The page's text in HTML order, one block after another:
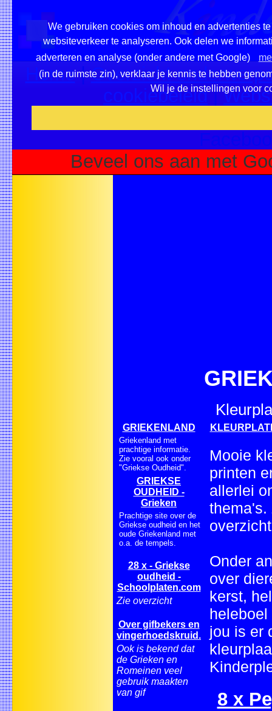
We gebruiken cookies om inhoud en advertenties
websiteverkeer te analyseren. Ook delen we
adverteren en analyse (onder andere met Google)
(in de ruimste zin), verklaar je kennis te hebben
Wil je de instellingen voor
Home|Overzicht
cookiebeleid|
Beveel ons aan met
GRIEKENLAND
Griekenland met
prachtige informatie.
Zie vooral ook onder
"Griekse Oudheid".
GRIEKSE
OUDHEID -
Grieken
Prachtige site over de
Griekse oudheid en het
oude Griekenland met
o.a. de tempels.
28 x - Griekse
oudheid -
Schoolplaten.com
Zie overzicht
Over gifbekers en
vingerhoedskruid.
Ook is bekend dat
de Grieken en
Romeinen veel
gebruik maakten
van gif
Mooie
printen
allerlei
thema's.
Onder
over
kerst,
jou is er
8 x